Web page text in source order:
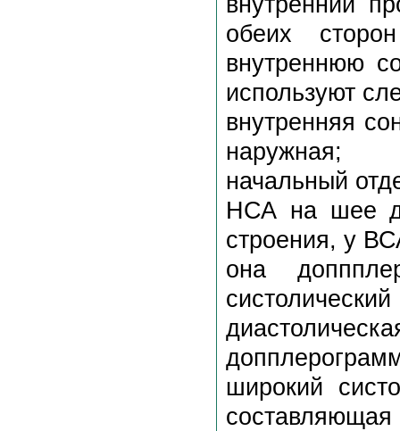
обеих
внутреннюю
используют
внутренняя
наружная;
начальный
НСА на шее
строения, у
oна
широкий